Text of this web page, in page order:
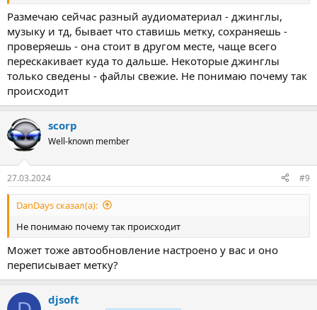
Размечаю сейчас разный аудиоматериал - джинглы,
музыку и тд, бывает что ставишь метку, сохраняешь -
проверяешь - она стоит в другом месте, чаще всего
перескакивает куда то дальше. Некоторые джинглы
только сведены - файлы свежие. Не понимаю почему так
происходит
scorp
Well-known member
27.03.2024 #9
DanDays сказал(а):
Не понимаю почему так происходит
Может тоже автообновление настроено у вас и оно
переписывает метку?
djsoft